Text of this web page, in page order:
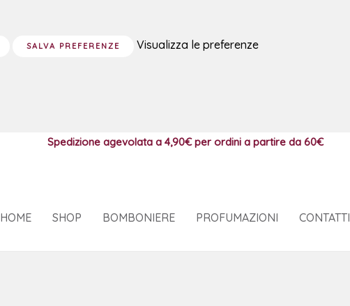
SALVA PREFERENZE
Visualizza le preferenze
Spedizione agevolata a 4,90€ per ordini a partire da 60€
HOME SHOP BOMBONIERE PROFUMAZIONI CONTATTI